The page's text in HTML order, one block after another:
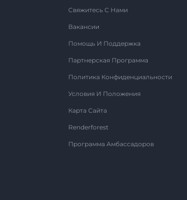
Свяжитесь С Нами
Вакансии
Помощь И Поддержка
Партнерская Программа
Политика Конфиденциальности
Условия И Положения
Карта Сайта
Renderforest
Программа Амбассадоров